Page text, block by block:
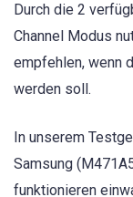
Durch die 2
Channel Modus
empfehlen, wenn
werden soll.
In unserem
Samsung
funktionieren